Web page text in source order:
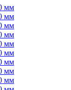
мм
мм
мм
мм
мм
мм
мм
мм
мм